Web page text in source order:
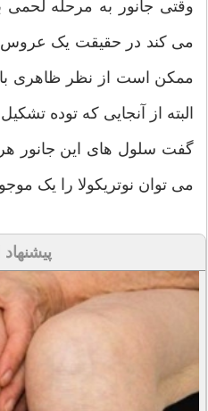
وقتی جانور به مرحله لحمی
می کند در حقیقت یک عروس
ممکن است از نظر ظاهری با
البته از آنجایی که توده
گفت سلول های این جانور
می توان نوتریکولا را یک
پیشنهاد